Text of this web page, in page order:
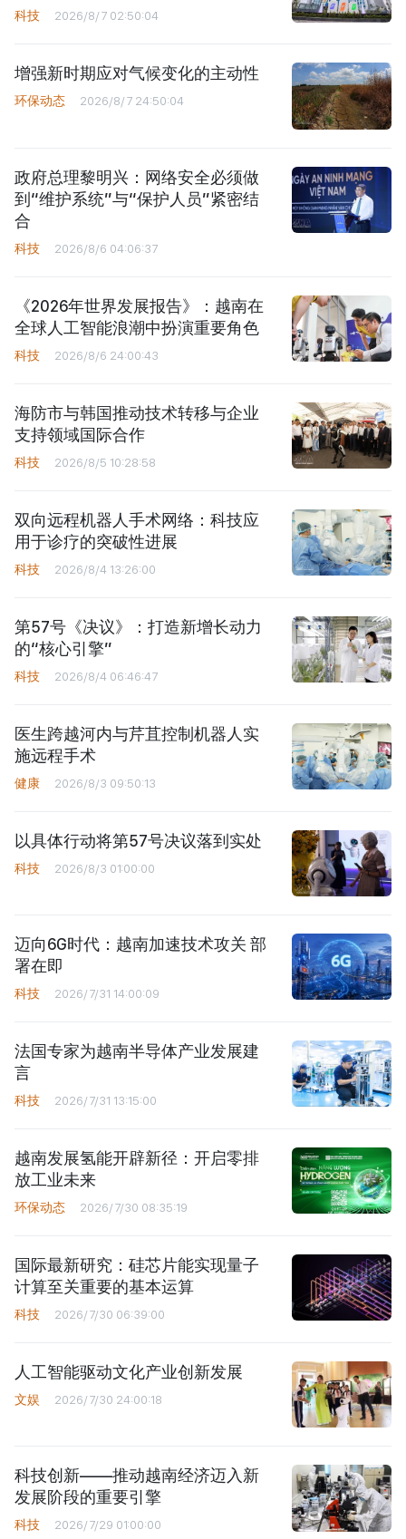
科技 2026/8/7 02:50:04
增强新时期应对气候变化的主动性
环保动态 2026/8/7 24:50:04
政府总理黎明兴：网络安全必须做
到“维护系统”与“保护人员”紧密结
合
科技 2026/8/6 04:06:37
《2026年世界发展报告》：越南在
全球人工智能浪潮中扮演重要角色
科技 2026/8/6 24:00:43
海防市与韩国推动技术转移与企业
支持领域国际合作
科技 2026/8/5 10:28:58
双向远程机器人手术网络：科技应
用于诊疗的突破性进展
科技 2026/8/4 13:26:00
第57号《决议》：打造新增长动力
的“核心引擎”
科技 2026/8/4 06:46:47
医生跨越河内与芹苴控制机器人实
施远程手术
健康 2026/8/3 09:50:13
以具体行动将第57号决议落到实处
科技 2026/8/3 01:00:00
迈向6G时代：越南加速技术攻关 部
署在即
科技 2026/7/31 14:00:09
法国专家为越南半导体产业发展建
言
科技 2026/7/31 13:15:00
越南发展氢能开辟新径：开启零排
放工业未来
环保动态 2026/7/30 08:35:19
国际最新研究：硅芯片能实现量子
计算至关重要的基本运算
科技 2026/7/30 06:39:00
人工智能驱动文化产业创新发展
文娱 2026/7/30 24:00:18
科技创新——推动越南经济迈入新
发展阶段的重要引擎
科技 2026/7/29 01:00:00